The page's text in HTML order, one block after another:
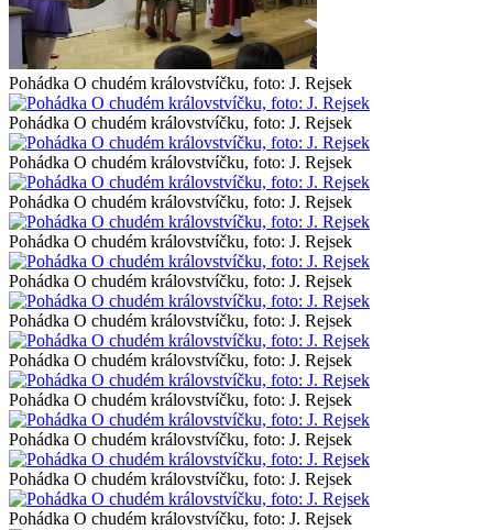
Pohádka O chudém královstvíčku, foto: J. Rejsek
Pohádka O chudém královstvíčku, foto: J. Rejsek
Pohádka O chudém královstvíčku, foto: J. Rejsek
Pohádka O chudém královstvíčku, foto: J. Rejsek
Pohádka O chudém královstvíčku, foto: J. Rejsek
Pohádka O chudém královstvíčku, foto: J. Rejsek
Pohádka O chudém královstvíčku, foto: J. Rejsek
Pohádka O chudém královstvíčku, foto: J. Rejsek
Pohádka O chudém královstvíčku, foto: J. Rejsek
Pohádka O chudém královstvíčku, foto: J. Rejsek
Pohádka O chudém královstvíčku, foto: J. Rejsek
Pohádka O chudém královstvíčku, foto: J. Rejsek